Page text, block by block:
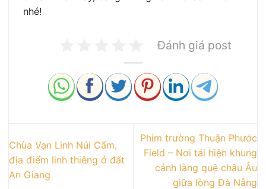
nhé!
Đánh giá post
Chùa Vạn Linh Núi Cấm,
địa điểm linh thiêng ở đất
An Giang
Phim trường Thuận Phước
Field – Nơi tái hiện khung
cảnh làng quê châu Âu
giữa lòng Đà Nẵng